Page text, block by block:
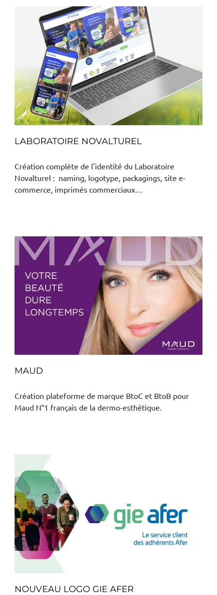
LABORATOIRE NOVALTUREL
Création complète de l'identité du Laboratoire
Novalturel : naming, logotype, packagings, site e-
commerce, imprimés commerciaux…
MAUD
Création plateforme de marque BtoC et BtoB pour
Maud N°1 français de la dermo-esthétique.
NOUVEAU LOGO GIE AFER